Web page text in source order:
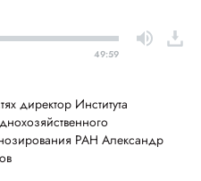
49:59
директор Института
РАН Александр